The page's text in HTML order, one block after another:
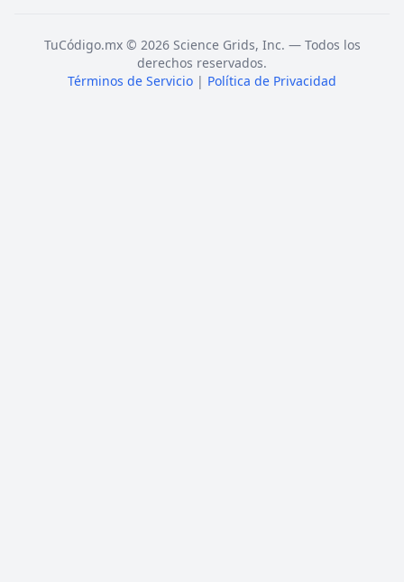
TuCódigo.mx © 2026 Science Grids, Inc. — Todos los
derechos reservados.
Términos de Servicio | Política de Privacidad